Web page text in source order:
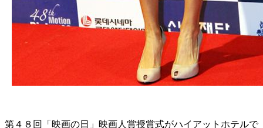
第４８回「映画の日」映画人賞授賞式がハイアットホテルで